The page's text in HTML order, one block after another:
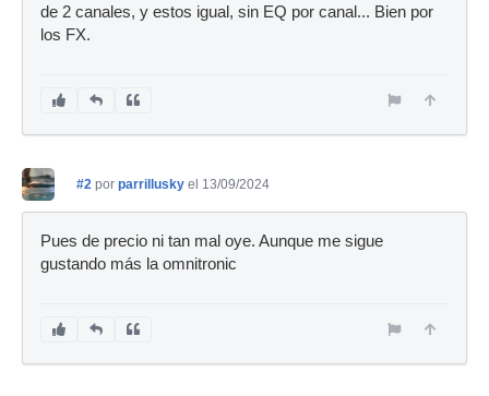
de 2 canales, y estos igual, sin EQ por canal... Bien por
los FX.
#2 por parrillusky el 13/09/2024
Pues de precio ni tan mal oye. Aunque me sigue
gustando más la omnitronic